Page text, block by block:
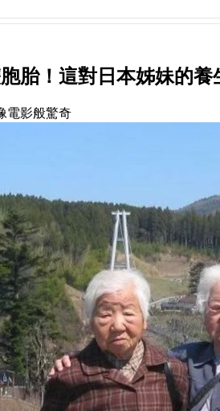
胎！這對日本姊妹的
電影般驚奇